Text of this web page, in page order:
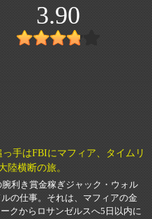
3.90
手はFBIにマフィア、タイムリ
陸横断の旅。
利き賞金稼ぎジャック・ウォル
の仕事。それは、マフィアの金
クからロサンゼルスへ5日以内に